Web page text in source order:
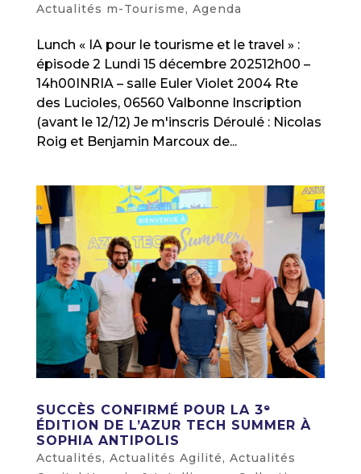
Actualités m-Tourisme, Agenda
Lunch « IA pour le tourisme et le travel » :
épisode 2 Lundi 15 décembre 202512h00 –
14h00INRIA – salle Euler Violet 2004 Rte
des Lucioles, 06560 Valbonne Inscription
(avant le 12/12) Je m'inscris Déroulé : Nicolas
Roig et Benjamin Marcoux de...
SUCCÈS CONFIRMÉ POUR LA 3ᵉ
ÉDITION DE L’AZUR TECH SUMMER À
SOPHIA ANTIPOLIS
Actualités, Actualités Agilité, Actualités